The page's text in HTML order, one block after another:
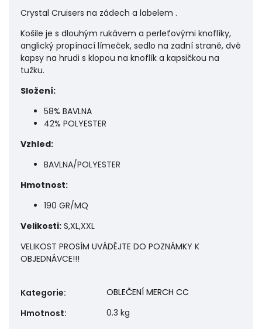
Crystal Cruisers na zádech a labelem .
Košile je s dlouhým rukávem a perleťovými knoflíky,
anglický propínací límeček, sedlo na zadní straně, dvě
kapsy na hrudi s klopou na knoflík a kapsičkou na
tužku.
Složení:
58% BAVLNA
42% POLYESTER
Vzhled:
BAVLNA/POLYESTER
Hmotnost:
190 GR/MQ
Velikosti: S,XL,XXL
VELIKOST PROSÍM UVÁDĚJTE DO POZNÁMKY K
OBJEDNÁVCE!!!
Kategorie:
OBLEČENÍ MERCH CC
Hmotnost: 0.3 kg